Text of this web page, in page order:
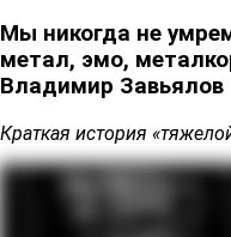
Мы никогда не
метал, эмо,
Владимир Завьялов
Краткая история